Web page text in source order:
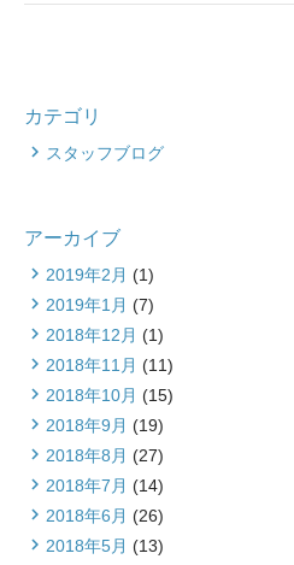
カテゴリ
スタッフブログ
アーカイブ
2019年2月 (1)
2019年1月 (7)
2018年12月 (1)
2018年11月 (11)
2018年10月 (15)
2018年9月 (19)
2018年8月 (27)
2018年7月 (14)
2018年6月 (26)
2018年5月 (13)